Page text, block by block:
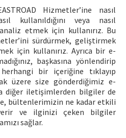
Hizmetler’ine nasıl
kullanıldığını veya nasıl
etmek için kullanırız. Bu
sürdürmek, geliştirmek
için kullanırız. Ayrıca bir e-
başkasına yönlendirip
bir içeriğine tıklayıp
üzere size gönderdiğimiz e-
diğer iletişimlerden bilgiler de
bültenlerimizin ne kadar etkili
ve ilginizi çeken bilgiler
sağlar.